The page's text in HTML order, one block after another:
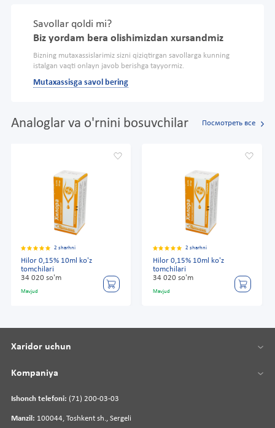
Savollar qoldi mi?
Biz yordam bera olishimizdan xursandmiz
Bizning mutaxassislarimiz sizni qiziqtirgan savollarga kunning
istalgan vaqti onlayn javob berishga tayyormiz.
Mutaxassisga savol bering
Analoglar va o'rnini bosuvchilar Посмотреть все
2 sharhni
Hilor 0,15% 10ml ko'z
tomchilari
34 020 so'm
Mavjud
2 sharhni
Hilor 0,15% 10ml ko'z
tomchilari
34 020 so'm
Mavjud
Ishonch telefoni: (71) 200-03-03
Manzil: 100044, Toshkent sh., Sergeli
Xaridor uchun
Kompaniya